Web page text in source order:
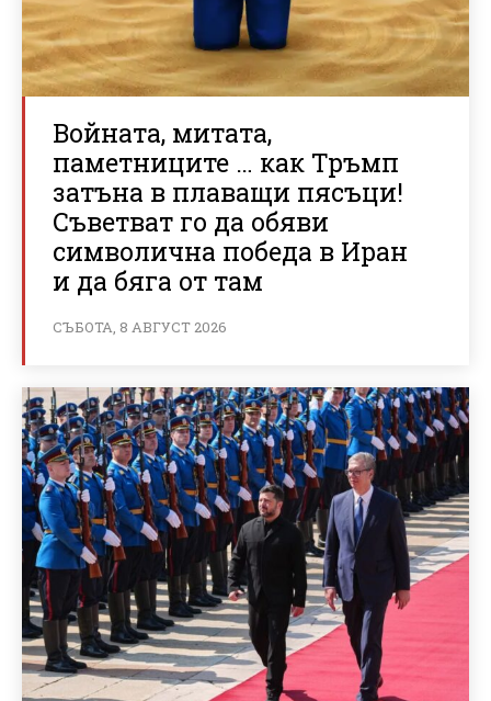
Войната, митата,
паметниците … как Тръмп
затъна в плаващи пясъци!
Съветват го да обяви
символична победа в Иран
и да бяга от там
СЪБОТА, 8 АВГУСТ 2026